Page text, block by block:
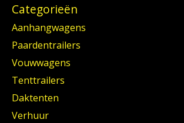
Categorieën
Aanhangwagens
Paardentrailers
Vouwwagens
Tenttrailers
Daktenten
Verhuur